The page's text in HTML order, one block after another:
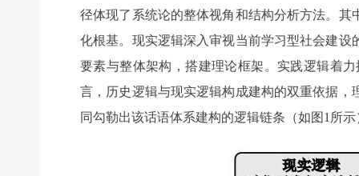
径体现了系统论的整体视角和结构分析方法。
化根基。现实逻辑深入审视当前学习型社会建
要素与整体架构，搭建理论框架。实践逻辑着
言，历史逻辑与现实逻辑构成建构的双重依据
同勾勒出该话语体系建构的逻辑链条（如图1所示